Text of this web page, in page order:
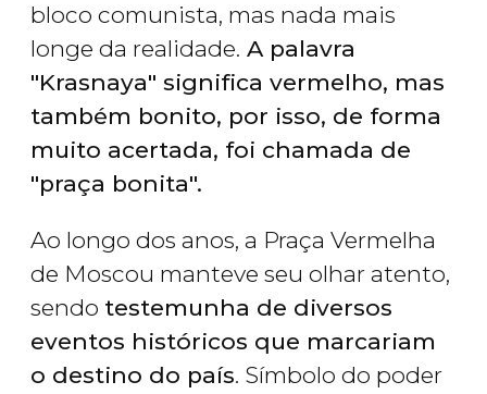
bloco comunista, mas nada mais
longe da realidade. A palavra
"Krasnaya" significa vermelho, mas
também bonito, por isso, de forma
muito acertada, foi chamada de
"praça bonita".
Ao longo dos anos, a Praça Vermelha
de Moscou manteve seu olhar atento,
sendo testemunha de diversos
eventos históricos que marcariam
o destino do país. Símbolo do poder